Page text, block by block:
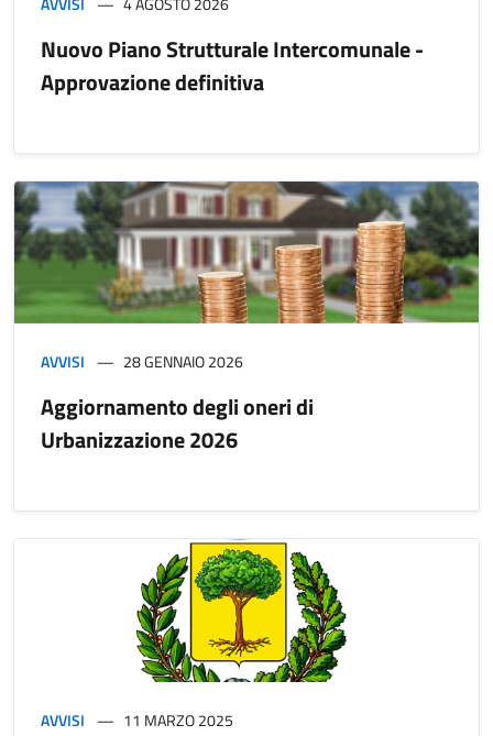
Nuovo Piano Strutturale Intercomunale -
Approvazione definitiva
AVVISI 28 GENNAIO 2026
Aggiornamento degli oneri di
Urbanizzazione 2026
AVVISI 11 MARZO 2025